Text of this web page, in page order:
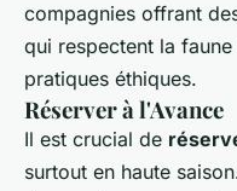
compagnies offrant
qui respectent la
pratiques éthiques.
Réserver à l'Avance
Il est crucial de
surtout en haute